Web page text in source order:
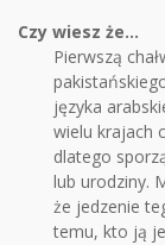
Czy wiesz że...
Pierwszą
języka
wielu krajach
dlatego
lub urodziny.
że jedzenie
temu, kto ją